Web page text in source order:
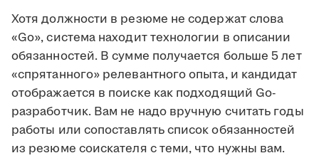
Хотя должности в резюме не содержат слова
«Go», система находит технологии в описании
обязанностей. В сумме получается больше 5 лет
«спрятанного» релевантного опыта, и кандидат
отображается в поиске как подходящий Go-
разработчик. Вам не надо вручную считать годы
работы или сопоставлять список обязанностей
из резюме соискателя с теми, что нужны вам.